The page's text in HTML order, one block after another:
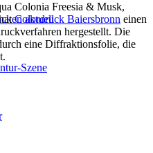
aktuell
Szene
Colonia Freesia & Musk,
Colordruck Baiersbronn einen
hergestellt. Die
eine Diffraktionsfolie, die